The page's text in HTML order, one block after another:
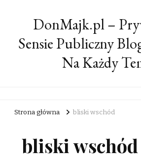
DonMajk.pl –
Sensie Publiczny
Na Każdy
Strona główna bliski wschód
bliski wschód